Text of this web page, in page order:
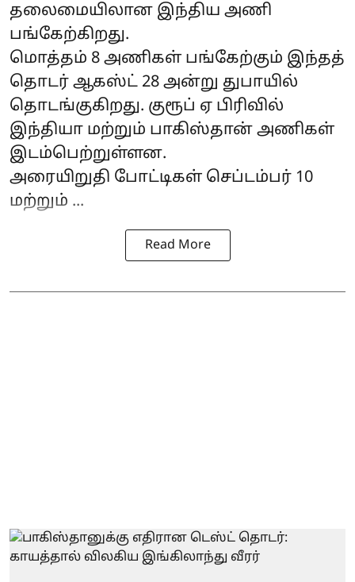
தலைமையிலான இந்திய அணி
பங்கேற்கிறது.
மொத்தம் 8 அணிகள் பங்கேற்கும் இந்தத்
தொடர் ஆகஸ்ட் 28 அன்று துபாயில்
தொடங்குகிறது. குரூப் ஏ பிரிவில்
இந்தியா மற்றும் பாகிஸ்தான் அணிகள்
இடம்பெற்றுள்ளன.
அரையிறுதி போட்டிகள் செப்டம்பர் 10
மற்றும் ...
Read More